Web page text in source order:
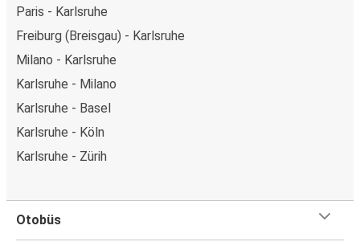
Paris - Karlsruhe
Freiburg (Breisgau) - Karlsruhe
Milano - Karlsruhe
Karlsruhe - Milano
Karlsruhe - Basel
Karlsruhe - Köln
Karlsruhe - Zürih
Otobüs